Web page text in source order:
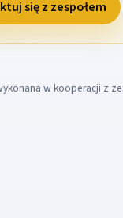
się z zespołem
w kooperacji z